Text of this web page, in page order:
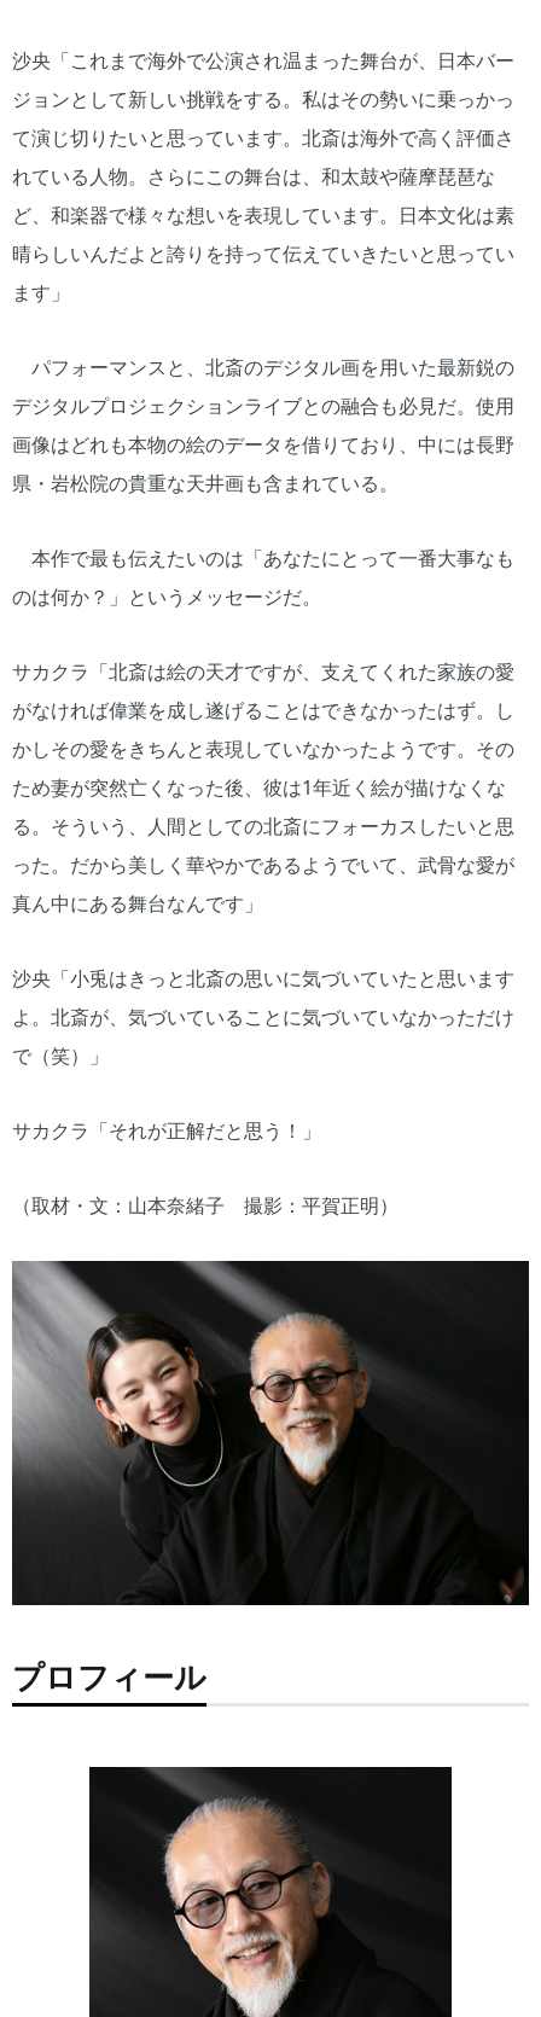
沙央「これまで海外で公演され温まった舞台が、日本バー
ジョンとして新しい挑戦をする。私はその勢いに乗っかっ
て演じ切りたいと思っています。北斎は海外で高く評価さ
れている人物。さらにこの舞台は、和太鼓や薩摩琵琶な
ど、和楽器で様々な想いを表現しています。日本文化は素
晴らしいんだよと誇りを持って伝えていきたいと思ってい
ます」
パフォーマンスと、北斎のデジタル画を用いた最新鋭の
デジタルプロジェクションライブとの融合も必見だ。使用
画像はどれも本物の絵のデータを借りており、中には長野
県・岩松院の貴重な天井画も含まれている。
本作で最も伝えたいのは「あなたにとって一番大事なも
のは何か？」というメッセージだ。
サカクラ「北斎は絵の天才ですが、支えてくれた家族の愛
がなければ偉業を成し遂げることはできなかったはず。し
かしその愛をきちんと表現していなかったようです。その
ため妻が突然亡くなった後、彼は1年近く絵が描けなくな
る。そういう、人間としての北斎にフォーカスしたいと思
った。だから美しく華やかであるようでいて、武骨な愛が
真ん中にある舞台なんです」
沙央「小兎はきっと北斎の思いに気づいていたと思います
よ。北斎が、気づいていることに気づいていなかっただけ
で（笑）」
サカクラ「それが正解だと思う！」
（取材・文：山本奈緒子 撮影：平賀正明）
プロフィール